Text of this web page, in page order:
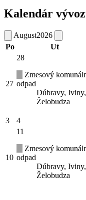
Kalendár
August2026
Po
Ut
27
28
Zmesový
odpad
Dúbravy, Iviny,
Želobudza
3 4
10
11
Zmesový
odpad
Dúbravy, Iviny,
Želobudza